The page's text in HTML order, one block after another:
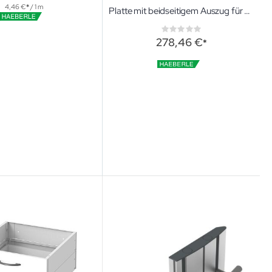
4,46 € / 1 m Platte mit beidseitigem Auszug für Wagen 08/16, Variocar Zubehör für den Gerätewagen Variocar
Rating:
0%
278,46 €